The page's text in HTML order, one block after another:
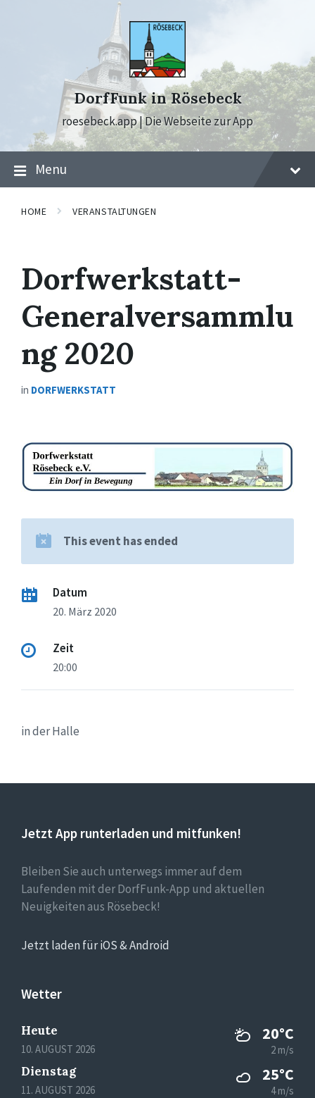
DorfFunk in Rösebeck
roesebeck.app | Die Webseite zur App
Menu
HOME VERANSTALTUNGEN
Dorfwerkstatt-
Generalversammlu
ng 2020
in DORFWERKSTATT
This event has ended
Datum
20. März 2020
Zeit
20:00
in der Halle
Jetzt App runterladen und mitfunken!
Bleiben Sie auch unterwegs immer auf dem
Laufenden mit der DorfFunk-App und aktuellen
Neuigkeiten aus Rösebeck!
Jetzt laden für iOS & Android
Wetter
Heute
10. AUGUST 2026
20°C
2 m/s
Dienstag
11. AUGUST 2026
25°C
4 m/s